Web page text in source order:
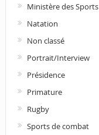
Ministère des Sports
Natation
Non classé
Portrait/Interview
Présidence
Primature
Rugby
Sports de combat